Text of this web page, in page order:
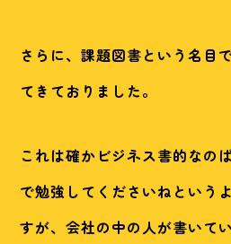
さらに、課題図書という名目
てきておりました。
これは確かビジネス書的なの
で勉強してくださいねという
すが、会社の中の人が書いて